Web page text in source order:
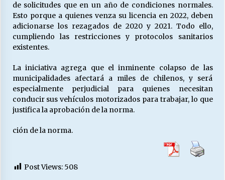
Chile y sus segmentos de la riqueza
06/04/2026
de solicitudes que en un año de condiciones normales.
Esto porque a quienes venza su licencia en 2022, deben
adicionarse los rezagados de 2020 y 2021. Todo ello,
cumpliendo las restricciones y protocolos sanitarios
existentes.
La iniciativa agrega que el inminente colapso de las
municipalidades afectará a miles de chilenos, y será
especialmente perjudicial para quienes necesitan
conducir sus vehículos motorizados para trabajar, lo que
justifica la aprobación de la norma.
ción de la norma.
Post Views: 508